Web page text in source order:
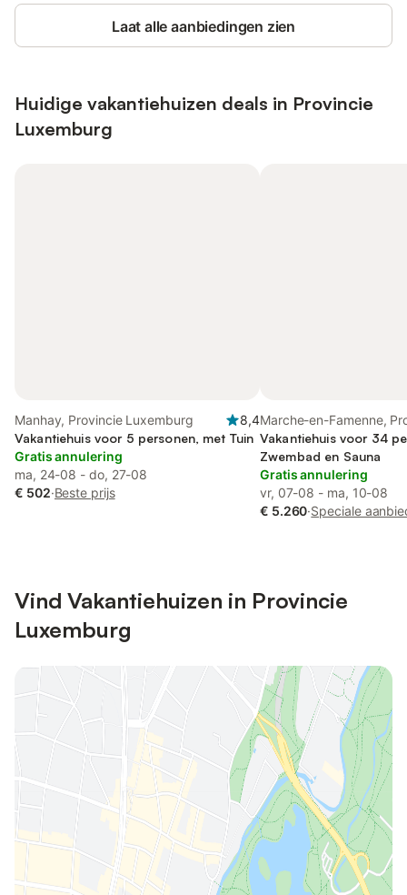
Laat alle aanbiedingen zien
Huidige vakantiehuizen deals in Provincie
Luxemburg
Manhay, Provincie Luxemburg
8,4
Vakantiehuis voor 5 personen, met Tuin
Gratis annulering
ma, 24-08 - do, 27-08
€ 502·Beste prijs
Marche-en-Famenne,
Luxemburg
Vakantiehuis voor 34
Zwembad en Sauna
Gratis annulering
vr, 07-08 - ma, 10-08
€ 5.260·Speciale
Vind Vakantiehuizen in Provincie
Luxemburg